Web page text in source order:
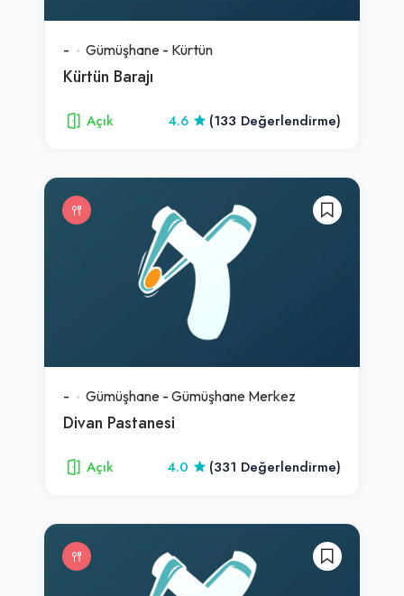
- Gümüşhane - Kürtün
Kürtün Barajı
Açık 4.6 (133 Değerlendirme)
- Gümüşhane - Gümüşhane Merkez
Divan Pastanesi
Açık 4.0 (331 Değerlendirme)